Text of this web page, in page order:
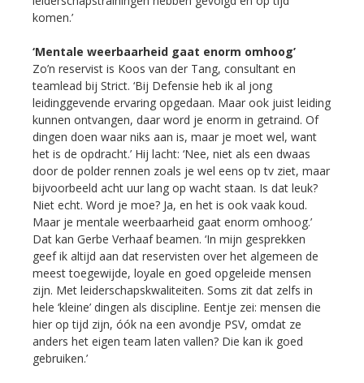
komen.’
‘Mentale weerbaarheid gaat enorm omhoog’
Zo’n reservist is Koos van der Tang, consultant en
teamlead bij Strict. ‘Bij Defensie heb ik al jong
leidinggevende ervaring opgedaan. Maar ook juist leiding
kunnen ontvangen, daar word je enorm in getraind. Of
dingen doen waar niks aan is, maar je moet wel, want
het is de opdracht.’ Hij lacht: ‘Nee, niet als een dwaas
door de polder rennen zoals je wel eens op tv ziet, maar
bijvoorbeeld acht uur lang op wacht staan. Is dat leuk?
Niet echt. Word je moe? Ja, en het is ook vaak koud.
Maar je mentale weerbaarheid gaat enorm omhoog.’
Dat kan Gerbe Verhaaf beamen. ‘In mijn gesprekken
geef ik altijd aan dat reservisten over het algemeen de
meest toegewijde, loyale en goed opgeleide mensen
zijn. Met leiderschapskwaliteiten. Soms zit dat zelfs in
hele ‘kleine’ dingen als discipline. Eentje zei: mensen die
hier op tijd zijn, óók na een avondje PSV, omdat ze
anders het eigen team laten vallen? Die kan ik goed
gebruiken.’